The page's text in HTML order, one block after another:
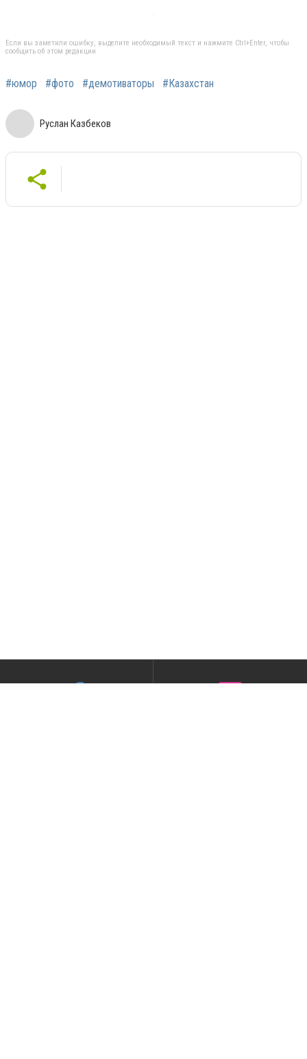
Если вы заметили ошибку, выделите необходимый текст и нажмите Ctrl+Enter, чтобы
сообщить об этом редакции
#юмор #фото #демотиваторы #Казахстан
Руслан Казбеков